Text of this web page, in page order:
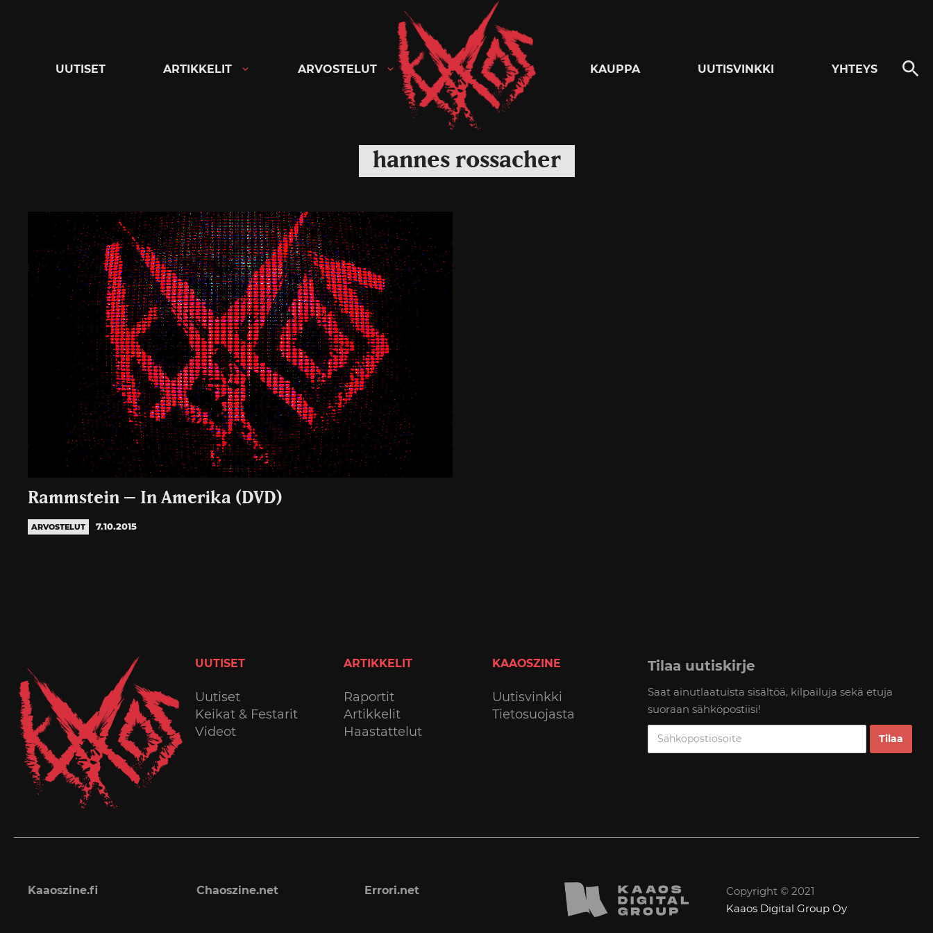
Kaaoszine
UUTISET ARTIKKELIT ARVOSTELUT KAUPPA UUTISVINKKI YHTEYS
hannes rossacher
Rammstein – In Amerika (DVD)
ARVOSTELUT 7.10.2015
UUTISET
Uutiset
Keikat & Festarit
Videot
ARTIKKELIT
Raportit
Artikkelit
Haastattelut
KAAOSZINE
Uutisvinkki
Tietosuojasta
Tilaa uutiskirje
Saat ainutlaatuista sisältöä, kilpailuja sekä etuja
suoraan sähköpostiisi!
Kaaoszine.fi Chaoszine.net Errori.net
Copyright © 2021
Kaaos Digital Group Oy